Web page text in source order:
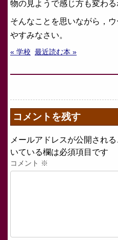
物の見ようで感じ方も変わる
そんなことを思いながら，
やすみなさい。
« 学校 最近読む本 »
コメントを残す
メールアドレスが公開される
いている欄は必須項目です
コメント ※